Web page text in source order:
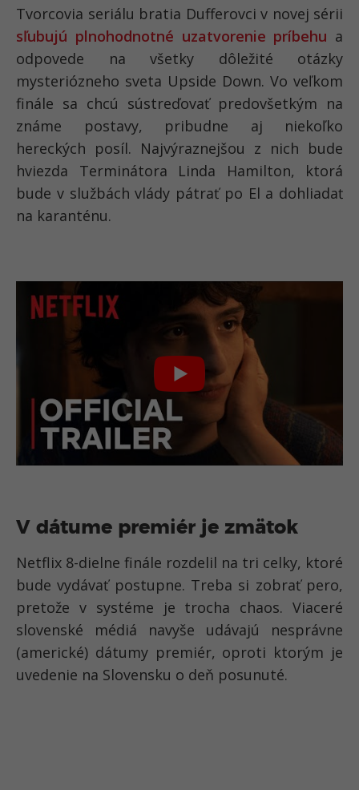
Tvorcovia seriálu bratia Dufferovci v novej sérii
sľubujú plnohodnotné uzatvorenie príbehu a
odpovede na všetky dôležité otázky
mysteriózneho sveta Upside Down. Vo veľkom
finále sa chcú sústreďovať predovšetkým na
známe postavy, pribudne aj niekoľko
hereckých posíl. Najvýraznejšou z nich bude
hviezda Terminátora Linda Hamilton, ktorá
bude v službách vlády pátrať po El a dohliadať
na karanténu.
V dátume premiér je zmätok
Netflix 8-dielne finále rozdelil na tri celky, ktoré
bude vydávať postupne. Treba si zobrať pero,
pretože v systéme je trocha chaos. Viaceré
slovenské médiá navyše udávajú nesprávne
(americké) dátumy premiér, oproti ktorým je
uvedenie na Slovensku o deň posunuté.